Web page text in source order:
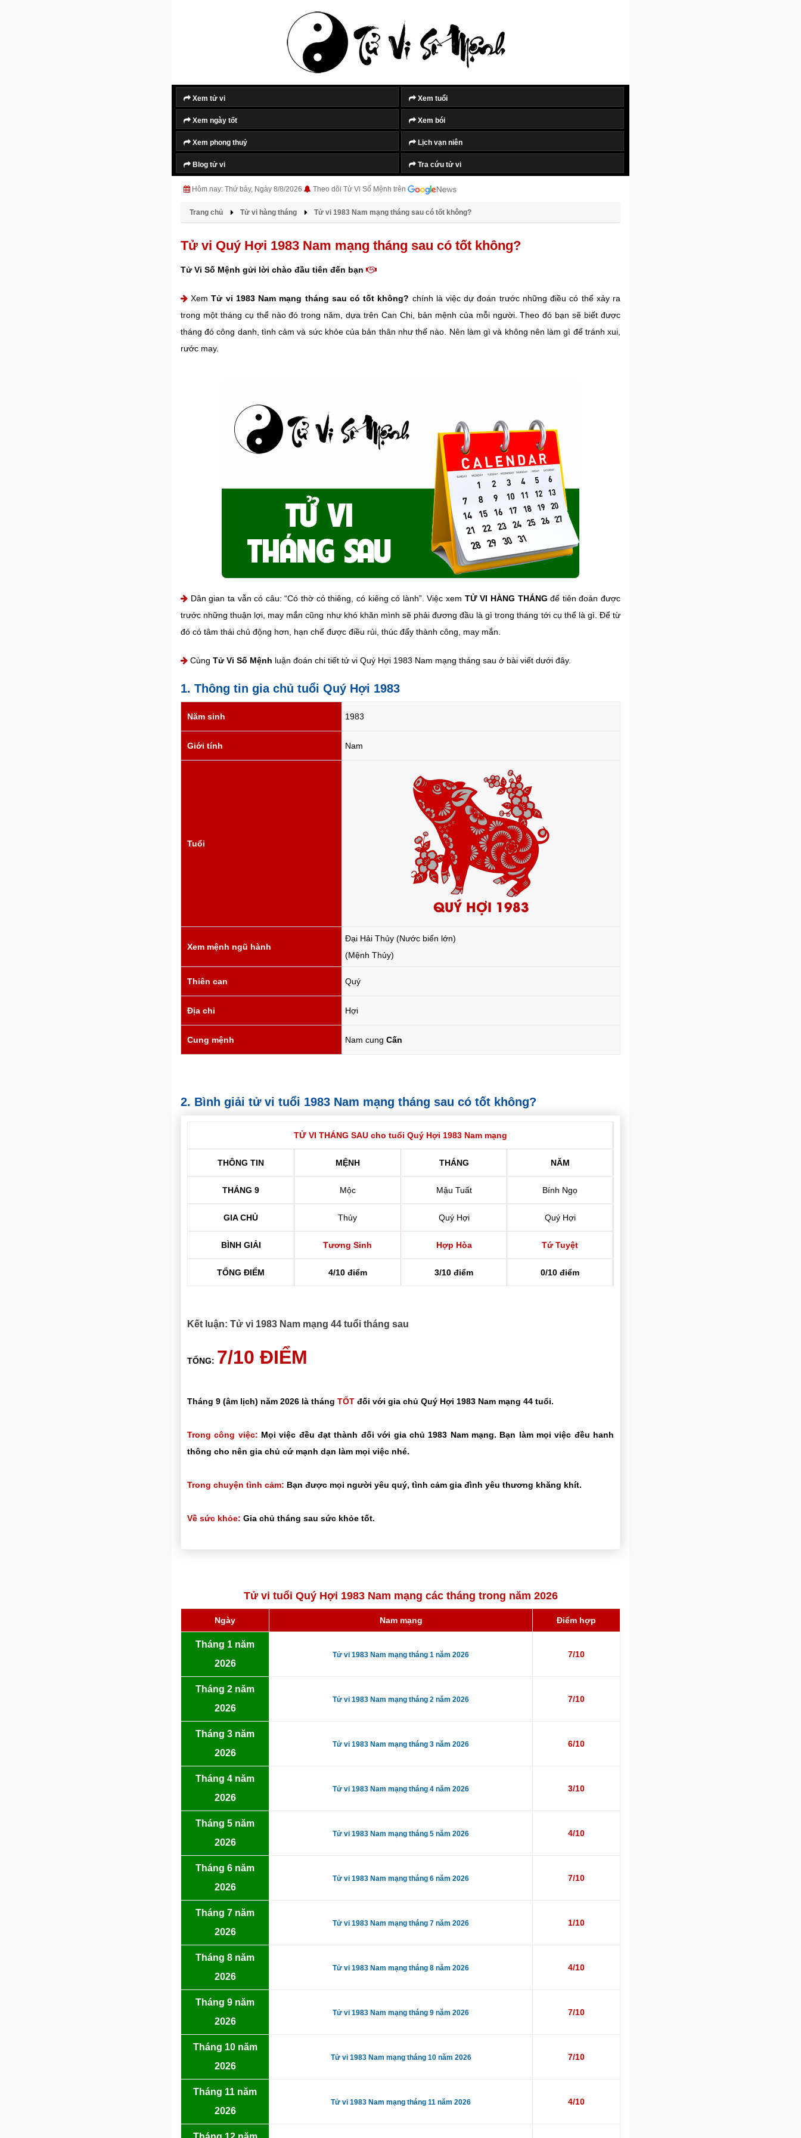
Xem tử vi Xem tuổi
Xem ngày tốt Xem bói
Xem phong thuỷ Lịch vạn niên
Blog tử vi Tra cứu tử vi
Hôm nay: Thứ bảy, Ngày 8/8/2026 Theo dõi Tử Vi Số Mệnh trên
Trang chủ Tử vi hàng tháng Tử vi 1983 Nam mạng tháng sau có tốt không?
Tử vi Quý Hợi 1983 Nam mạng tháng sau có tốt không?
Tử Vi Số Mệnh gửi lời chào đầu tiên đến bạn
XemTử vi 1983 Nam mạng tháng sau có tốt không? chính là việc dự đoán trước những điều có thể xảy ra
trong một tháng cụ thể nào đó trong năm, dựa trên Can Chi, bản mệnh của mỗi người. Theo đó bạn sẽ biết được
tháng đó công danh, tình cảm và sức khỏe của bản thân như thế nào. Nên làm gì và không nên làm gì để tránh xui,
rước may.
Dân gian ta vẫn có câu: “Có thờ có thiêng, có kiêng có lành”. Việc xem TỬ VI HÀNG THÁNG để tiên đoán được
trước những thuận lợi, may mắn cũng như khó khăn mình sẽ phải đương đầu là gì trong tháng tới cụ thể là gì. Để từ
đó có tâm thái chủ động hơn, hạn chế được điều rủi, thúc đẩy thành công, may mắn.
Cùng Tử Vi Số Mệnh luận đoán chi tiết tử vi Quý Hợi 1983 Nam mạng tháng sau ở bài viết dưới đây.
1. Thông tin gia chủ tuổi Quý Hợi 1983
Năm sinh 1983
Giới tính Nam
Tuổi
QUÝ HỢI 1983
Xem mệnh ngũ hành
Đại Hải Thủy (Nước biển lớn)
(Mệnh Thủy)
Thiên can Quý
Địa chi Hợi
Cung mệnh Nam cung Cấn
2. Bình giải tử vi tuổi 1983 Nam mạng tháng sau có tốt không?
TỬ VI THÁNG SAU cho tuổi Quý Hợi 1983 Nam mạng
THÔNG TIN MỆNH THÁNG NĂM
THÁNG 9 Mộc Mậu Tuất Bính Ngọ
GIA CHỦ Thủy Quý Hợi Quý Hợi
BÌNH GIẢI Tương Sinh Hợp Hòa Tứ Tuyệt
TỔNG ĐIỂM 4/10 điểm 3/10 điểm 0/10 điểm
Kết luận: Tử vi 1983 Nam mạng 44 tuổi tháng sau
TỔNG: 7/10 ĐIỂM
Tháng 9 (âm lịch) năm 2026 là tháng TỐT đối với gia chủ Quý Hợi 1983 Nam mạng 44 tuổi.
Trong công việc: Mọi việc đều đạt thành đối với gia chủ 1983 Nam mạng. Bạn làm mọi việc đều hanh
thông cho nên gia chủ cứ mạnh dạn làm mọi việc nhé.
Trong chuyện tình cảm: Bạn được mọi người yêu quý, tình cảm gia đình yêu thương khăng khít.
Về sức khỏe: Gia chủ tháng sau sức khỏe tốt.
Tử vi tuổi Quý Hợi 1983 Nam mạng các tháng trong năm 2026
Ngày Nam mạng Điểm hợp
Tháng 1 năm
2026
Tử vi 1983 Nam mạng tháng 1 năm 2026 7/10
Tháng 2 năm
2026
Tử vi 1983 Nam mạng tháng 2 năm 2026 7/10
Tháng 3 năm
2026
Tử vi 1983 Nam mạng tháng 3 năm 2026 6/10
Tháng 4 năm
2026
Tử vi 1983 Nam mạng tháng 4 năm 2026 3/10
Tháng 5 năm
2026
Tử vi 1983 Nam mạng tháng 5 năm 2026 4/10
Tháng 6 năm
2026
Tử vi 1983 Nam mạng tháng 6 năm 2026 7/10
Tháng 7 năm
2026
Tử vi 1983 Nam mạng tháng 7 năm 2026 1/10
Tháng 8 năm
2026
Tử vi 1983 Nam mạng tháng 8 năm 2026 4/10
Tháng 9 năm
2026
Tử vi 1983 Nam mạng tháng 9 năm 2026 7/10
Tháng 10 năm
2026
Tử vi 1983 Nam mạng tháng 10 năm 2026 7/10
Tháng 11 năm
2026
Tử vi 1983 Nam mạng tháng 11 năm 2026 4/10